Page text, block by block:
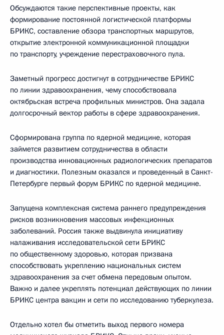
Обсуждаются такие перспективные проекты, как
формирование постоянной логистической платформы
БРИКС, составление обзора транспортных маршрутов,
открытие электронной коммуникационной площадки
по транспорту, учреждение перестраховочного пула.
Заметный прогресс достигнут в сотрудничестве БРИКС
по линии здравоохранения, чему способствовала
октябрьская встреча профильных министров. Она задала
долгосрочный вектор работы в сфере здравоохранения.
Сформирована группа по ядерной медицине, которая
займется развитием сотрудничества в области
производства инновационных радиологических препаратов
и диагностики. Полезным оказался и проведенный в Санкт-
Петербурге первый форум БРИКС по ядерной медицине.
Запущена комплексная система раннего предупреждения
рисков возникновения массовых инфекционных
заболеваний. Россия также выдвинула инициативу
налаживания исследовательской сети БРИКС
по общественному здоровью, которая призвана
способствовать укреплению национальных систем
здравоохранения за счет обмена передовым опытом.
Важно и далее укреплять потенциал действующих по линии
БРИКС центра вакцин и сети по исследованию туберкулеза.
Отдельно хотел бы отметить выход первого номера